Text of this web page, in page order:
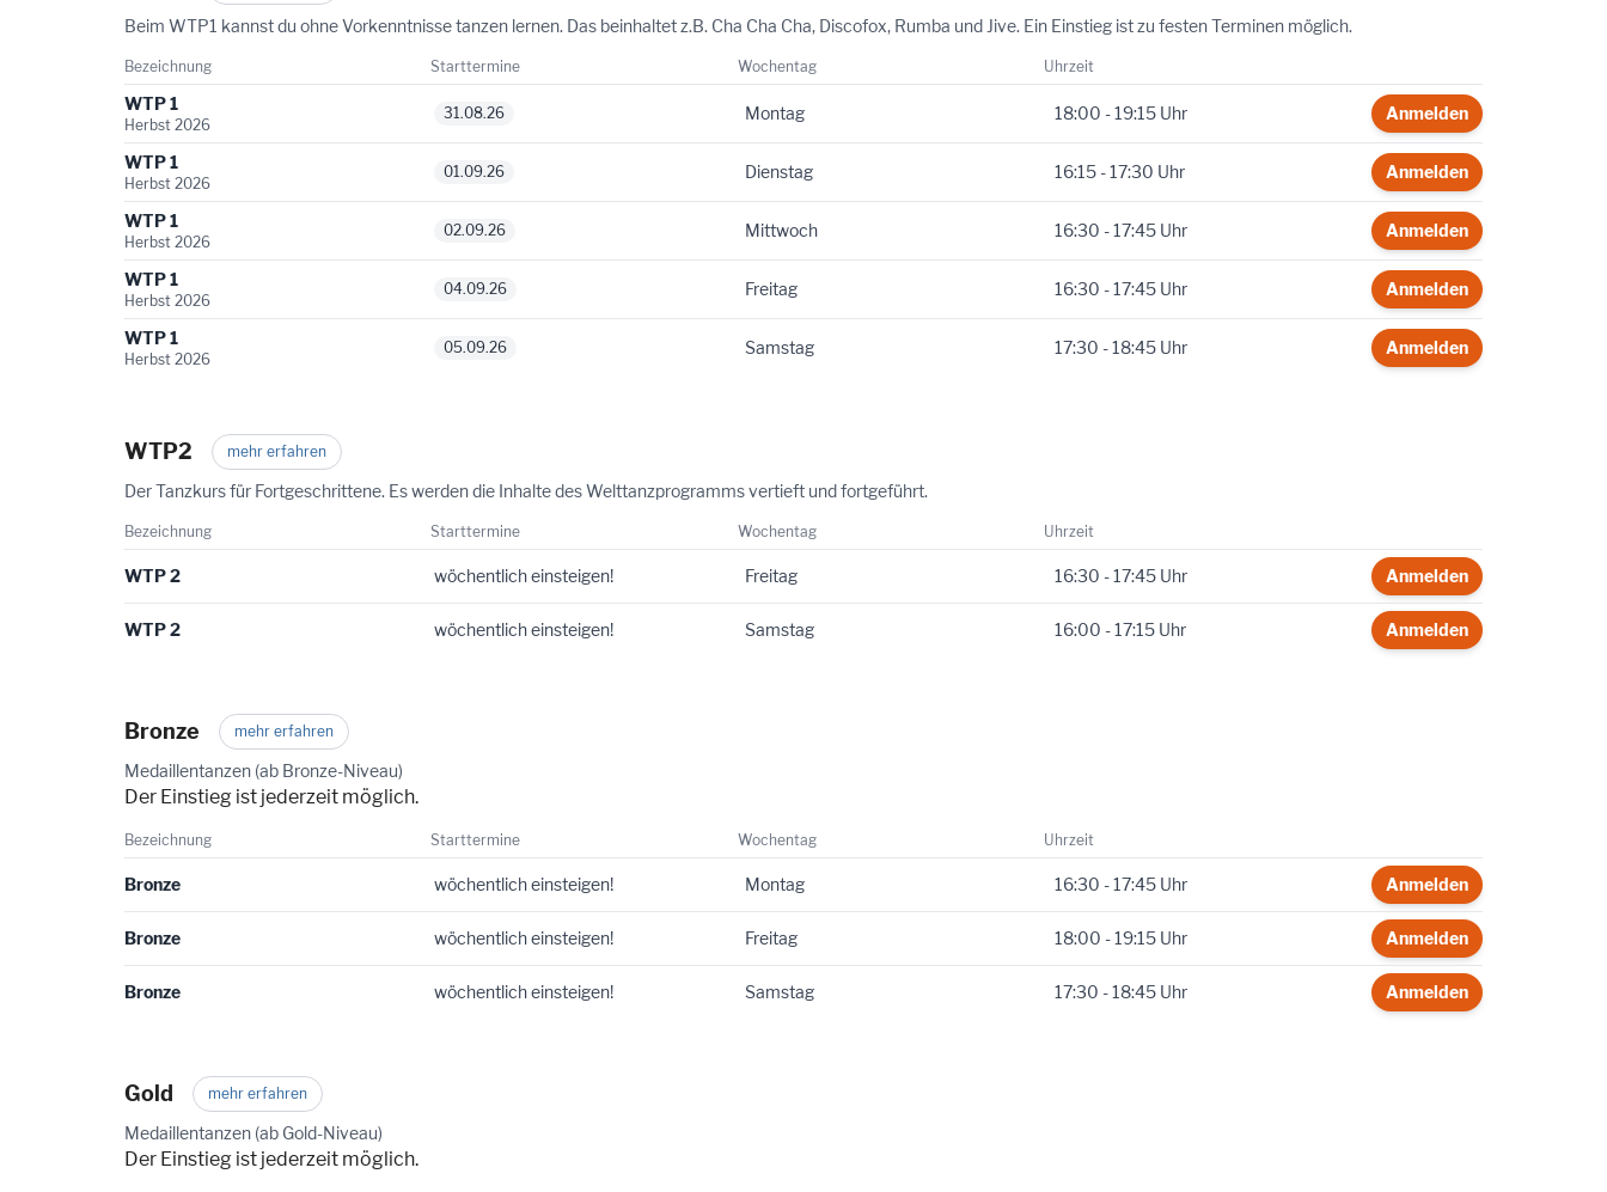
Beim WTP1 kannst du ohne Vorkenntnisse tanzen lernen. Das beinhaltet z.B. Cha Cha Cha, Discofox, Rumba und Jive. Ein Einstieg ist zu festen Terminen möglich.
Bezeichnung Starttermine Wochentag Uhrzeit
WTP 1
Herbst 2026
31.08.26 Montag 18:00 - 19:15 Uhr Anmelden
WTP 1
Herbst 2026
01.09.26 Dienstag 16:15 - 17:30 Uhr Anmelden
WTP 1
Herbst 2026
02.09.26 Mittwoch 16:30 - 17:45 Uhr Anmelden
WTP 1
Herbst 2026
04.09.26 Freitag 16:30 - 17:45 Uhr Anmelden
WTP 1
Herbst 2026
05.09.26 Samstag 17:30 - 18:45 Uhr Anmelden
WTP2 mehr erfahren
Der Tanzkurs für Fortgeschrittene. Es werden die Inhalte des Welttanzprogramms vertieft und fortgeführt.
Bezeichnung Starttermine Wochentag Uhrzeit
WTP 2 wöchentlich einsteigen! Freitag 16:30 - 17:45 Uhr Anmelden
WTP 2 wöchentlich einsteigen! Samstag 16:00 - 17:15 Uhr Anmelden
Bronze mehr erfahren
Medaillentanzen (ab Bronze-Niveau)
Der Einstieg ist jederzeit möglich.
Bezeichnung Starttermine Wochentag Uhrzeit
Bronze wöchentlich einsteigen! Montag 16:30 - 17:45 Uhr Anmelden
Bronze wöchentlich einsteigen! Freitag 18:00 - 19:15 Uhr Anmelden
Bronze wöchentlich einsteigen! Samstag 17:30 - 18:45 Uhr Anmelden
Gold mehr erfahren
Medaillentanzen (ab Gold-Niveau)
Der Einstieg ist jederzeit möglich.